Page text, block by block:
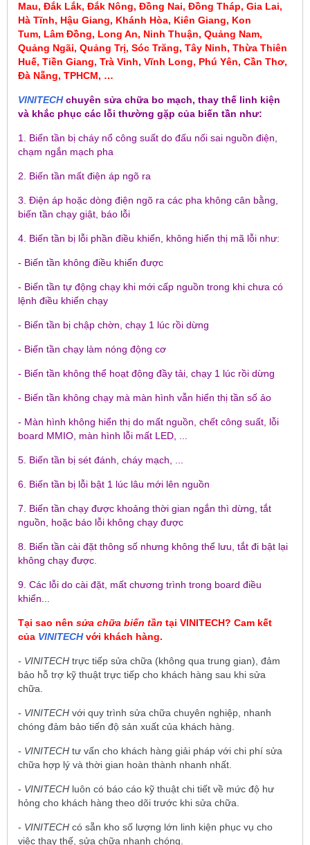
Mau, Đắk Lắk, Đắk Nông, Đồng Nai, Đồng Tháp, Gia Lai,
Hà Tĩnh, Hậu Giang, Khánh Hòa, Kiên Giang, Kon
Tum, Lâm Đồng, Long An, Ninh Thuận, Quảng Nam,
Quảng Ngãi, Quảng Trị, Sóc Trăng, Tây Ninh, Thừa Thiên
Huế, Tiền Giang, Trà Vinh, Vĩnh Long, Phú Yên, Cần Thơ,
Đà Nẵng, TPHCM, …
VINITECHchuyên sửa chữa bo mạch, thay thế linh kiện
và khắc phục các lỗi thường gặp của biến tần như:
1. Biến tần bị cháy nổ công suất do đấu nối sai nguồn điện,
chạm ngắn mạch pha
2. Biến tần mất điện áp ngõ ra
3. Điện áp hoặc dòng điện ngõ ra các pha không cân bằng,
biến tần chạy giật, báo lỗi
4. Biến tần bị lỗi phần điều khiển, không hiển thị mã lỗi như:
- Biến tần không điều khiển được
- Biến tần tự động chạy khi mới cấp nguồn trong khi chưa có
lệnh điều khiển chạy
- Biến tần bị chập chờn, chạy 1 lúc rồi dừng
- Biến tần chạy làm nóng động cơ
- Biến tần không thể hoạt động đầy tải, chạy 1 lúc rồi dừng
- Biến tần không chạy mà màn hình vẫn hiển thị tần số ảo
- Màn hình không hiển thị do mất nguồn, chết công suất, lỗi
board MMIO, màn hình lỗi mất LED, ...
5. Biến tần bị sét đánh, cháy mạch, ...
6. Biến tần bị lỗi bật 1 lúc lâu mới lên nguồn
7. Biến tần chạy được khoảng thời gian ngắn thì dừng, tắt
nguồn, hoặc báo lỗi không chạy được
8. Biến tần cài đặt thông số nhưng không thể lưu, tắt đi bật lại
không chạy được.
9. Các lỗi do cài đặt, mất chương trình trong board điều
khiển...
Tại sao nên sửa chữa biến tần tại VINITECH? Cam kết
của VINITECHvới khách hàng.
- VINITECH trực tiếp sửa chữa (không qua trung gian), đảm
bảo hỗ trợ kỹ thuật trực tiếp cho khách hàng sau khi sửa
chữa.
- VINITECH với quy trình sửa chữa chuyên nghiệp, nhanh
chóng đảm bảo tiến độ sản xuất của khách hàng.
- VINITECH tư vấn cho khách hàng giải pháp với chi phí sửa
chữa hợp lý và thời gian hoàn thành nhanh nhất.
- VINITECH luôn có báo cáo kỹ thuật chi tiết về mức độ hư
hỏng cho khách hàng theo dõi trước khi sửa chữa.
- VINITECH có sẵn kho số lượng lớn linh kiện phục vụ cho
việc thay thế, sửa chữa nhanh chóng.